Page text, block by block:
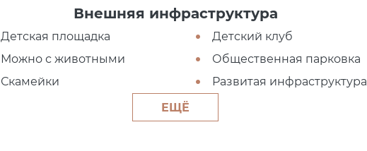
Внешняя инфраструктура
Детская площадка Детский клуб
Можно с животными Общественная парковка
Скамейки Развитая инфраструктура
ЕЩЁ